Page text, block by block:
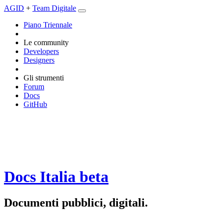
AGID + Team Digitale
Piano Triennale
Le community
Developers
Designers
Gli strumenti
Forum
Docs
GitHub
Docs Italia beta
Documenti pubblici, digitali.